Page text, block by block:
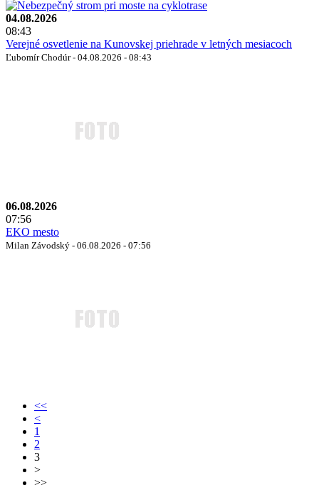
04.08.2026
08:43
Verejné osvetlenie na Kunovskej priehrade v letných mesiacoch
Ľubomír Chodúr - 04.08.2026 - 08:43
06.08.2026
07:56
EKO mesto
Milan Závodský - 06.08.2026 - 07:56
<<
<
1
2
3
>
>>